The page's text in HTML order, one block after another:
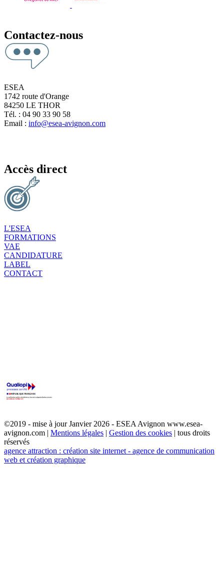
Contactez-nous
ESEA
1742 route d'Orange
84250 LE THOR
Tél. : 04 90 33 90 58
Email : info@esea-avignon.com
Accès direct
L'ESEA
FORMATIONS
VAE
CANDIDATURE
LABEL
CONTACT
©2019 - mise à jour Janvier 2026 - ESEA Avignon www.esea-
avignon.com | Mentions légales | Gestion des cookies | tous droits
réservés
agence attraction : création site internet - agence de communication
web et création graphique